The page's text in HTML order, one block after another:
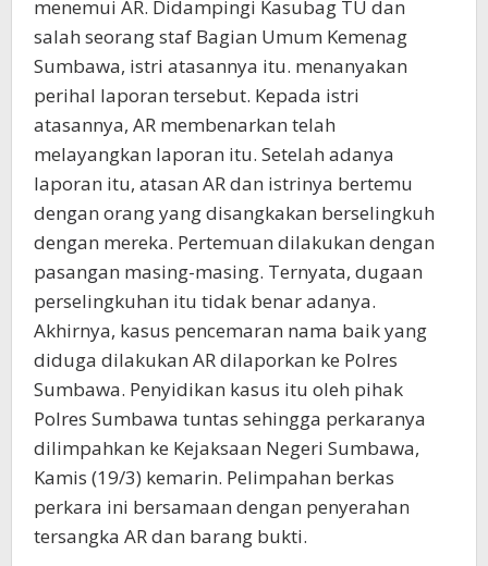
menemui AR. Didampingi Kasubag TU dan
salah seorang staf Bagian Umum Kemenag
Sumbawa, istri atasannya itu. menanyakan
perihal laporan tersebut. Kepada istri
atasannya, AR membenarkan telah
melayangkan laporan itu. Setelah adanya
laporan itu, atasan AR dan istrinya bertemu
dengan orang yang disangkakan berselingkuh
dengan mereka. Pertemuan dilakukan dengan
pasangan masing-masing. Ternyata, dugaan
perselingkuhan itu tidak benar adanya.
Akhirnya, kasus pencemaran nama baik yang
diduga dilakukan AR dilaporkan ke Polres
Sumbawa. Penyidikan kasus itu oleh pihak
Polres Sumbawa tuntas sehingga perkaranya
dilimpahkan ke Kejaksaan Negeri Sumbawa,
Kamis (19/3) kemarin. Pelimpahan berkas
perkara ini bersamaan dengan penyerahan
tersangka AR dan barang bukti.